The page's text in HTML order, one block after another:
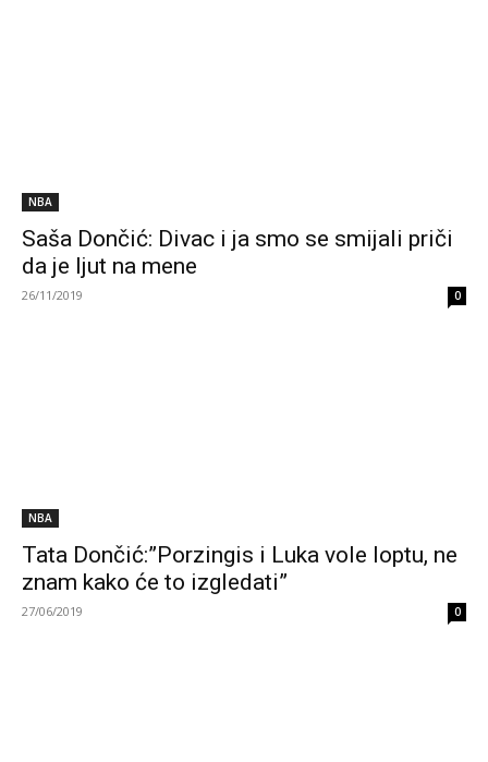
NBA
Saša Dončić: Divac i ja smo se smijali priči
da je ljut na mene
26/11/2019 0
NBA
Tata Dončić:”Porzingis i Luka vole loptu, ne
znam kako će to izgledati”
27/06/2019 0